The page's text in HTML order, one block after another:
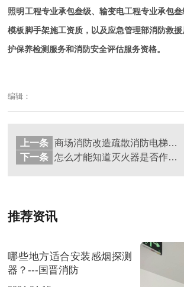
照明工程专业承包叁级、输变电工程专业承包
模板脚手架施工资质，以及应急管理部消防救
护保养检测服务和消防安全评估服务资格。
编辑：
上一条
商场消防改造疏散消防电梯设计要点？---国晋消防
下一条
怎么才能知道灭火器是否作报废处理？---国晋消防
推荐资讯
哪些地方适合安装感烟探测
器？---国晋消防